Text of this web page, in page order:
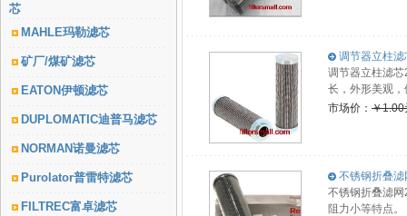
芯
MAHLE玛勒滤芯
矿厂/煤矿滤芯
EATON伊顿滤芯
DUPLOMATIC迪普马滤芯
NORMAN诺曼滤芯
Purolator普雷特滤芯
FILTREC富卓滤芯
调节器立柱
调节器立柱滤
长，外形美观
市场价： ￥1.00
不锈钢折叠
不锈钢折叠滤
阻力小等特点。